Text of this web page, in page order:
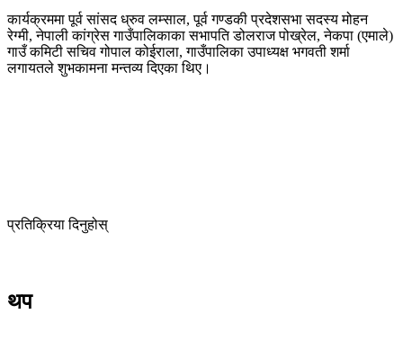
कार्यक्रममा पूर्व सांसद ध्रुव लम्साल, पूर्व गण्डकी प्रदेशसभा सदस्य मोहन
रेग्मी, नेपाली कांग्रेस गाउँपालिकाका सभापति डोलराज पोख्रेल, नेकपा (एमाले)
गाउँ कमिटी सचिव गोपाल कोईराला, गाउँपालिका उपाध्यक्ष भगवती शर्मा
लगायतले शुभकामना मन्तव्य दिएका थिए।
प्रतिक्रिया दिनुहोस्
थप